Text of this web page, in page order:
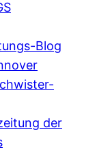
Blog
der